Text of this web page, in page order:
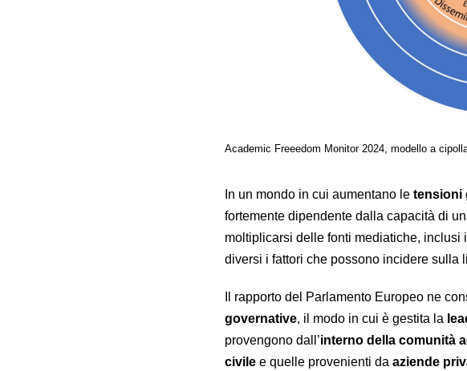
Academic Freeedom Monitor 2024, modello a
In un mondo in cui aumentano le tensioni
fortemente dipendente dalla capacità di
moltiplicarsi delle fonti mediatiche, inclusi
diversi i fattori che possono incidere sulla
Il rapporto del Parlamento Europeo ne
governative, il modo in cui è gestita la
provengono dall’interno della comunità
civile e quelle provenienti da aziende